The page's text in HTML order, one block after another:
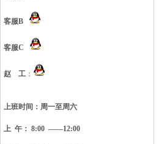
客服B
客服C
赵 工 ：
上班时间： 周一至周六
上 午： 8:00 ——12:00